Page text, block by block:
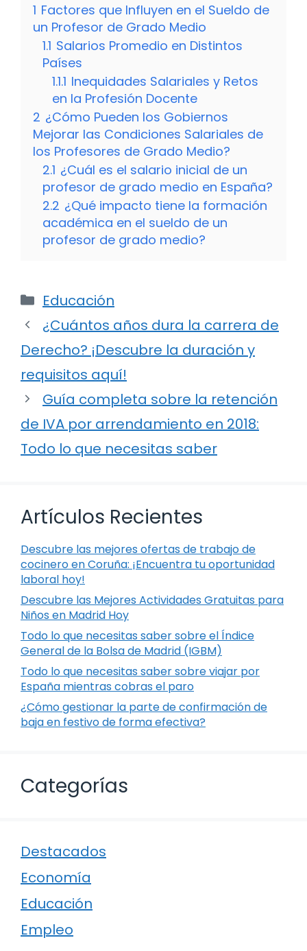
1 Factores que Influyen en el Sueldo de
un Profesor de Grado Medio
1.1 Salarios Promedio en Distintos
Países
1.1.1 Inequidades Salariales y Retos
en la Profesión Docente
2 ¿Cómo Pueden los Gobiernos
Mejorar las Condiciones Salariales de
los Profesores de Grado Medio?
2.1 ¿Cuál es el salario inicial de un
profesor de grado medio en España?
2.2 ¿Qué impacto tiene la formación
académica en el sueldo de un
profesor de grado medio?
Categorías
Educación
¿Cuántos años dura la carrera de
Derecho? ¡Descubre la duración y
requisitos aquí!
Guía completa sobre la retención
de IVA por arrendamiento en 2018:
Todo lo que necesitas saber
Artículos Recientes
Descubre las mejores ofertas de trabajo de
cocinero en Coruña: ¡Encuentra tu oportunidad
laboral hoy!
Descubre las Mejores Actividades Gratuitas para
Niños en Madrid Hoy
Todo lo que necesitas saber sobre el Índice
General de la Bolsa de Madrid (IGBM)
Todo lo que necesitas saber sobre viajar por
España mientras cobras el paro
¿Cómo gestionar la parte de confirmación de
baja en festivo de forma efectiva?
Categorías
Destacados
Economía
Educación
Empleo